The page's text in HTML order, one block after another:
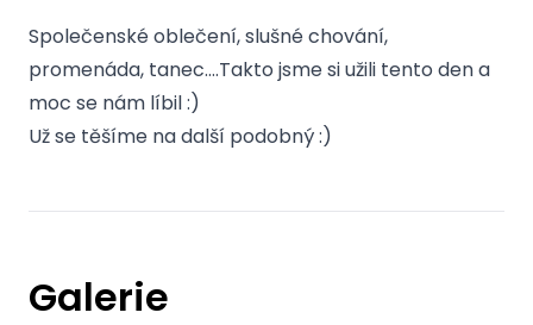
Společenské oblečení, slušné chování,
promenáda, tanec....Takto jsme si užili tento den a
moc se nám líbil :)
Už se těšíme na další podobný :)
Galerie